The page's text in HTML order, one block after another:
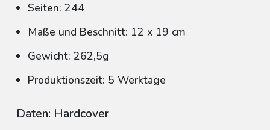
Seiten: 244
Maße und Beschnitt: 12 x 19 cm
Gewicht: 262,5g
Produktionszeit: 5 Werktage
Daten: Hardcover